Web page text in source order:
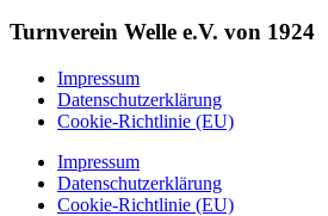
Turnverein Welle e.V. von 1924
Impressum
Datenschutzerklärung
Cookie-Richtlinie (EU)
Impressum
Datenschutzerklärung
Cookie-Richtlinie (EU)